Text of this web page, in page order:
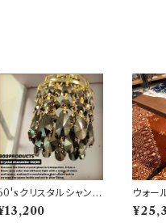
クリスタルシャンデ
アシェード ブラックゴ
ルド【 802PRODU
ウォー
ン ワン